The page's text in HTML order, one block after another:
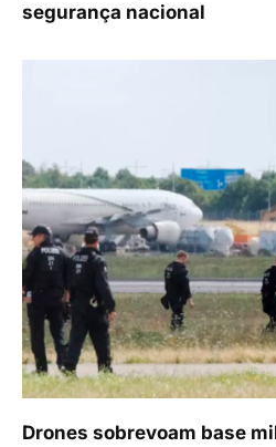
segurança nacional
Drones sobrevoam base